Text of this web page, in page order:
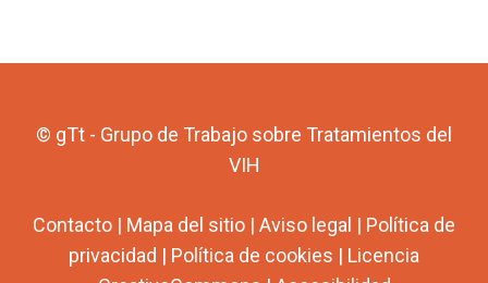
© gTt - Grupo de Trabajo sobre Tratamientos del
VIH
Contacto | Mapa del sitio | Aviso legal | Política de
privacidad | Política de cookies | Licencia